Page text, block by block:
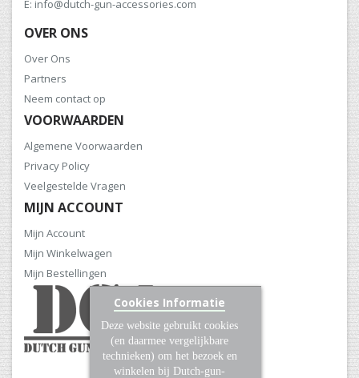
E: info@dutch-gun-accessories.com
OVER ONS
Over Ons
Partners
Neem contact op
VOORWAARDEN
Algemene Voorwaarden
Privacy Policy
Veelgestelde Vragen
MIJN ACCOUNT
Mijn Account
Mijn Winkelwagen
Mijn Bestellingen
Cookies Informatie
Deze website gebruikt cookies
(en daarmee vergelijkbare
technieken) om het bezoek en
winkelen bij Dutch-gun-